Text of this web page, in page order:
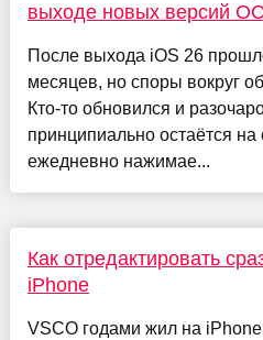
выходе новых версий ОС
После выхода iOS 26
месяцев, но споры вокруг
Кто-то обновился и
принципиально остаётся на
ежедневно нажимае...
Как отредактировать
iPhone
VSCO годами жил на